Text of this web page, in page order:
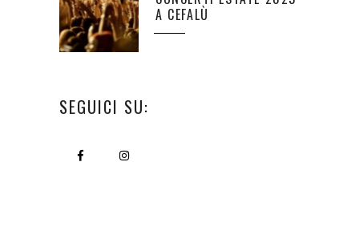
A CEFALÙ
SEGUICI SU: